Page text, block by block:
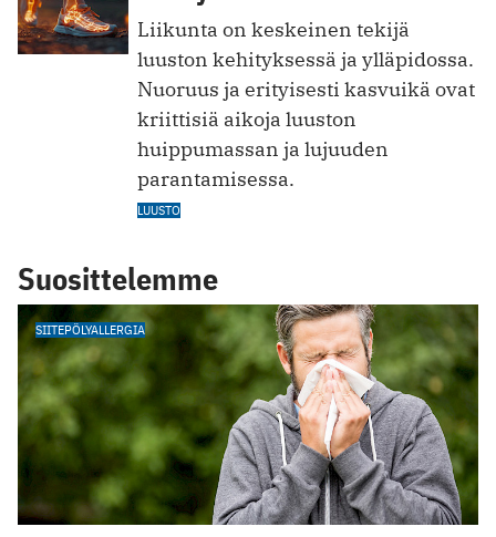
Liikunta on keskeinen tekijä
luuston kehityksessä ja ylläpidossa.
Nuoruus ja erityisesti kasvuikä ovat
kriittisiä aikoja luuston
huippumassan ja lujuuden
parantamisessa.
LUUSTO
Suosittelemme
SIITEPÖLYALLERGIA